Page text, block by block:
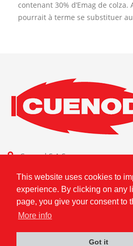
This website uses cookies to
experience. By clicking on any
page, you give your consent to
More info
Got it
contenant 30% d’Emag de colza.
pourrait à terme se substituer
Cuenod S.A.S.
Ariston Group
FR80796180420